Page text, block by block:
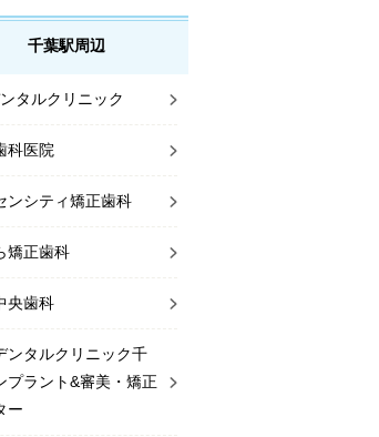
千葉駅周辺
タルクリニック
科医院
ンシティ矯正歯科
矯正歯科
央歯科
ンタルクリニック千
プラント&審美・矯正
ー